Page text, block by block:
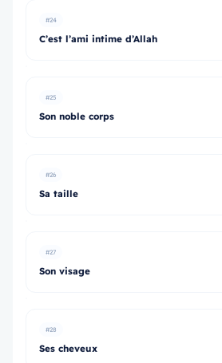
#24
C’est l’ami intime d’Allah
#25
Son noble corps
#26
Sa taille
#27
Son visage
#28
Ses cheveux